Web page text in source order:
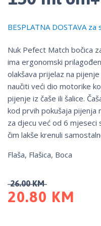
BESPLATNA DOSTAVA
Nuk Pefect Match bočica
ima ergonomski
olakšava prijelaz na
naučiti veći dio motorike
pijenje iz čaše ili šalice.
kod prvih pokušaja pijenja
za djecu već od 6
čim lakše krenuli
Flaša, Flašica, Boca
26.00KM
20.80 KM